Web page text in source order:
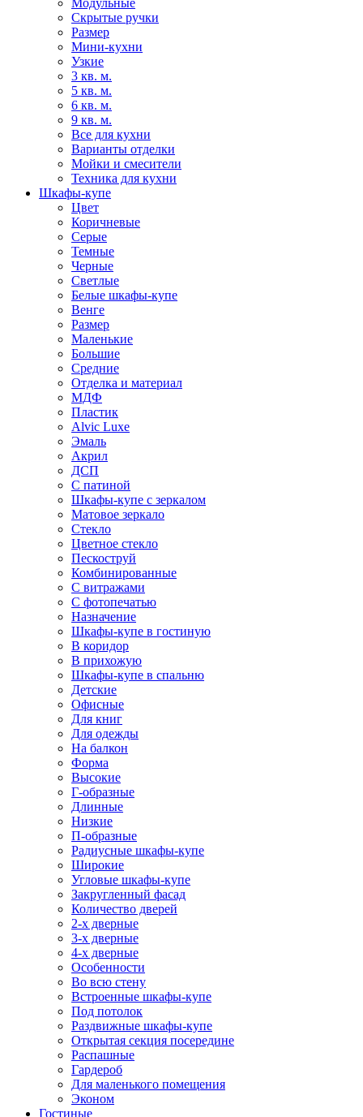
Модульные
Скрытые ручки
Размер
Мини-кухни
Узкие
3 кв. м.
5 кв. м.
6 кв. м.
9 кв. м.
Все для кухни
Варианты отделки
Мойки и смесители
Техника для кухни
Шкафы-купе
Цвет
Коричневые
Серые
Темные
Черные
Светлые
Белые шкафы-купе
Венге
Размер
Маленькие
Большие
Средние
Отделка и материал
МДФ
Пластик
Alvic Luxe
Эмаль
Акрил
ДСП
С патиной
Шкафы-купе с зеркалом
Матовое зеркало
Стекло
Цветное стекло
Пескоструй
Комбинированные
С витражами
С фотопечатью
Назначение
Шкафы-купе в гостиную
В коридор
В прихожую
Шкафы-купе в спальню
Детские
Офисные
Для книг
Для одежды
На балкон
Форма
Высокие
Г-образные
Длинные
Низкие
П-образные
Радиусные шкафы-купе
Широкие
Угловые шкафы-купе
Закругленный фасад
Количество дверей
2-х дверные
3-х дверные
4-х дверные
Особенности
Во всю стену
Встроенные шкафы-купе
Под потолок
Раздвижные шкафы-купе
Открытая секция посередине
Распашные
Гардероб
Для маленького помещения
Эконом
Гостиные